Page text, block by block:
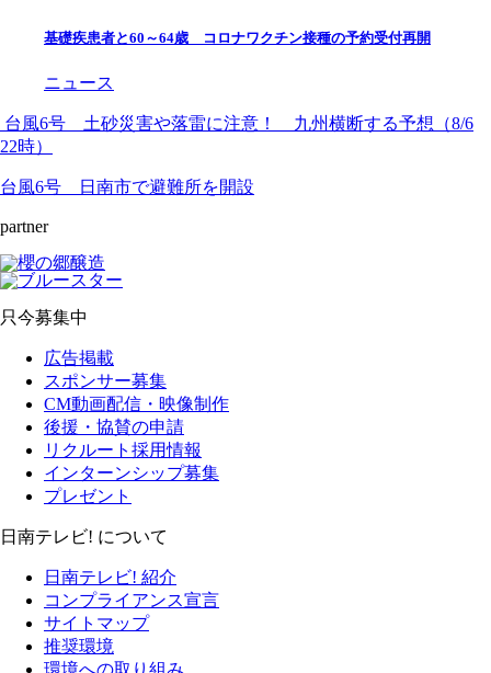
基礎疾患者と60～64歳 コロナワクチン接種の予約受付再開
ニュース
台風6号 土砂災害や落雷に注意！ 九州横断する予想（8/6
22時）
台風6号 日南市で避難所を開設
partner
只今募集中
広告掲載
スポンサー募集
CM動画配信・映像制作
後援・協賛の申請
リクルート採用情報
インターンシップ募集
プレゼント
日南テレビ! について
日南テレビ! 紹介
コンプライアンス宣言
サイトマップ
推奨環境
環境への取り組み